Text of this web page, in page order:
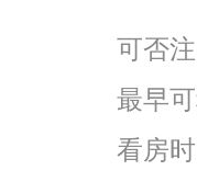
可否
最早
看房